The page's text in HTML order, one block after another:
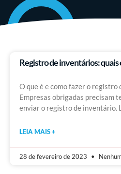
Registro de inventários: quais
O que é e como fazer o registro
Empresas obrigadas precisam
enviar o registro de inventário.
LEIA MAIS +
28 de fevereiro de 2023